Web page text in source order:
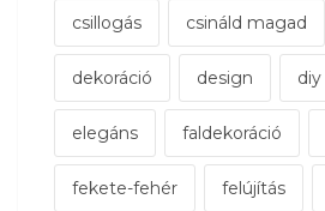
csillogás csináld magad
dekoráció design diy
elegáns faldekoráció
fekete-fehér felújítás